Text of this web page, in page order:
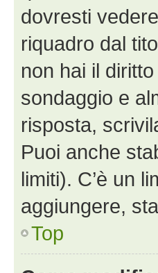
dovresti
riquadro dal
non hai il
sondaggio e
risposta,
Puoi anche
limiti). C’è un
aggiungere,
Top